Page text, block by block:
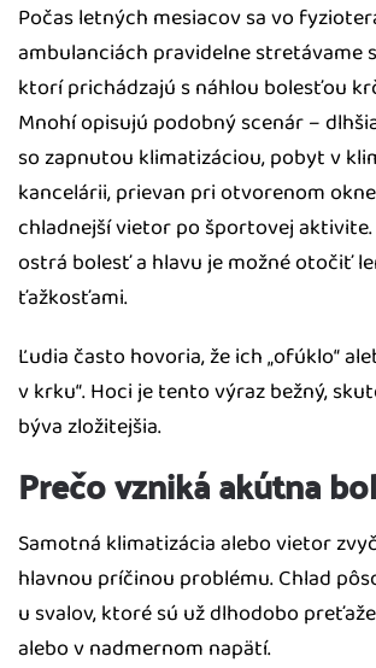
Počas letných mesiacov sa vo
ambulanciách pravidelne stretávame
ktorí prichádzajú s náhlou bolesťou
Mnohí opisujú podobný scenár –
so zapnutou klimatizáciou, pobyt v
kancelárii, prievan pri otvorenom
chladnejší vietor po športovej
ostrá bolesť a hlavu je možné otočiť
ťažkosťami.
Ľudia často hovoria, že ich „ofúklo“
v krku“. Hoci je tento výraz bežný,
býva zložitejšia.
Prečo vzniká akútna
Samotná klimatizácia alebo vietor
hlavnou príčinou problému. Chlad
u svalov, ktoré sú už dlhodobo
alebo v nadmernom napätí.